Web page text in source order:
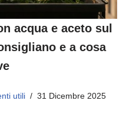
acqua e aceto sul
e a cosa
utili 31 Dicembre 2025